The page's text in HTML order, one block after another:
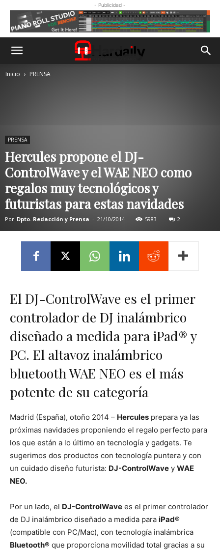
- Publicidad -
Inicio PRENSA
PRENSA
Hercules propone el DJ-
ControlWave y el WAE NEO como
regalos muy tecnológicos y
futuristas para estas navidades
Por Dpto. Redacción y Prensa - 21/10/2014 5983 2
El DJ-ControlWave es el primer
controlador de DJ inalámbrico
diseñado a medida para iPad® y
PC. El altavoz inalámbrico
bluetooth WAE NEO es el más
potente de su categoría
Madrid (España), otoño 2014 – Hercules prepara ya las
próximas navidades proponiendo el regalo perfecto para
los que están a lo último en tecnología y gadgets. Te
sugerimos dos productos con tecnología puntera y con
un cuidado diseño futurista: DJ-ControlWave y WAE
NEO.
Por un lado, el DJ-ControlWave es el primer controlador
de DJ inalámbrico diseñado a medida para iPad®
(compatible con PC/Mac), con tecnología inalámbrica
Bluetooth® que proporciona movilidad total gracias a su